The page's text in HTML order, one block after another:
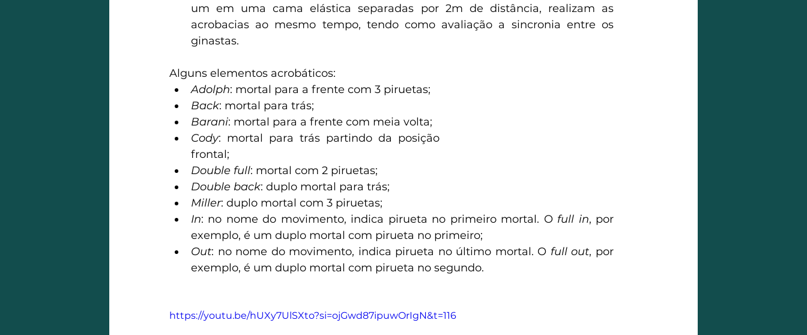
um em uma cama elástica separadas por 2m de distância, realizam as
acrobacias ao mesmo tempo, tendo como avaliação a sincronia entre os
ginastas.
Alguns elementos acrobáticos:
Adolph: mortal para a frente com 3 piruetas;
Back: mortal para trás;
Barani: mortal para a frente com meia volta;
Cody: mortal para trás partindo da posição
frontal;
Double full: mortal com 2 piruetas;
Double back: duplo mortal para trás;
Miller: duplo mortal com 3 piruetas;
In: no nome do movimento, indica pirueta no primeiro mortal. O full in, por
exemplo, é um duplo mortal com pirueta no primeiro;
Out: no nome do movimento, indica pirueta no último mortal. O full out, por
exemplo, é um duplo mortal com pirueta no segundo.
https://youtu.be/hUXy7UlSXto?si=ojGwd87ipuwOrIgN&t=116